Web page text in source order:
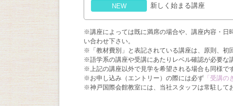
NEW 新しく始まる講座
※講座によっては既に満席の場合や、講座内容・日
い合わせ下さい。
※「教材費別」と表記されている講座は、原則、初
※語学系の講座や受講にあたりレベル確認が必要な
※上記の講座以外で見学を希望される場合も同様で
※お申し込み（エントリー）の際には必ず 「受講の
※神戸国際会館教室には、当社スタッフは常駐して